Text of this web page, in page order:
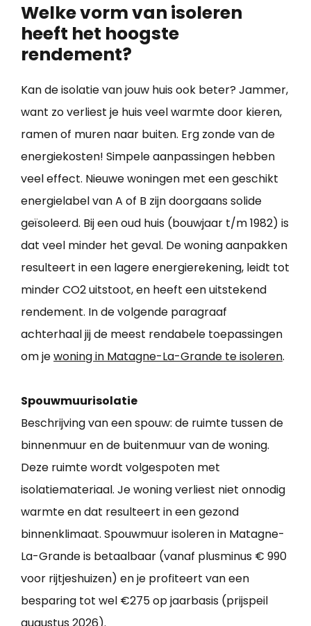
Welke vorm van isoleren
heeft het hoogste
rendement?
Kan de isolatie van jouw huis ook beter? Jammer,
want zo verliest je huis veel warmte door kieren,
ramen of muren naar buiten. Erg zonde van de
energiekosten! Simpele aanpassingen hebben
veel effect. Nieuwe woningen met een geschikt
energielabel van A of B zijn doorgaans solide
geïsoleerd. Bij een oud huis (bouwjaar t/m 1982) is
dat veel minder het geval. De woning aanpakken
resulteert in een lagere energierekening, leidt tot
minder CO2 uitstoot, en heeft een uitstekend
rendement. In de volgende paragraaf
achterhaal jij de meest rendabele toepassingen
om jewoning in Matagne-La-Grande te isoleren.
Spouwmuurisolatie
Beschrijving van een spouw: de ruimte tussen de
binnenmuur en de buitenmuur van de woning.
Deze ruimte wordt volgespoten met
isolatiemateriaal. Je woning verliest niet onnodig
warmte en dat resulteert in een gezond
binnenklimaat. Spouwmuur isoleren in Matagne-
La-Grande is betaalbaar (vanaf plusminus € 990
voor rijtjeshuizen) en je profiteert van een
besparing tot wel €275 op jaarbasis (prijspeil